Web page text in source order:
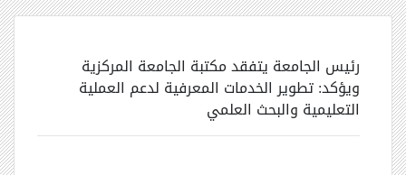
رئيس الجامعة يتفقد مكتبة الجامعة المركزية
ويؤكد: تطوير الخدمات المعرفية لدعم العملية
التعليمية والبحث العلمي